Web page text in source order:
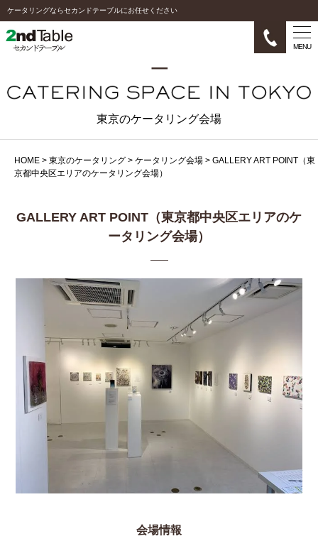
ケータリングならセカンドテーブルにお任せください
MENU
東京のケータリング会場
HOME > 東京のケータリング > ケータリング会場 > GALLERY ART POINT（東
京都中央区エリアのケータリング会場）
GALLERY ART POINT（東京都中央区エリアのケ
ータリング会場）
会場情報